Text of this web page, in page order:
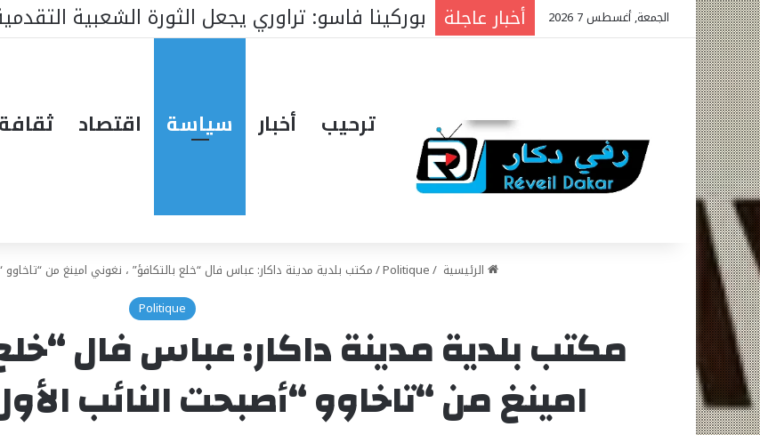
الجمعة, أغسطس 7 2026 أخبار عاجلة الجمعية الوطنية : ملفات رئيس البرلمان التي
ترحيب أخبار سياسة اقتصاد ثقافة
الرئيسية /
Politique
/مكتب بلدية مدينة داكار: عباس فال “خلع بالتكافؤ” ، نغوني امينغ من “تاخاوو
Politique
مكتب بلدية مدينة داكار: عباس فال
امينغ من “تاخاوو “أصبحت النائب الأول